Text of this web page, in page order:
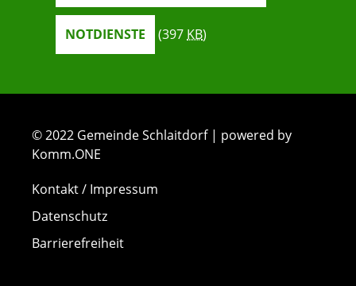
NOTDIENSTE (397KB)
© 2022 Gemeinde Schlaitdorf | powered by
Komm.ONE
Kontakt / Impressum
Datenschutz
Barrierefreiheit